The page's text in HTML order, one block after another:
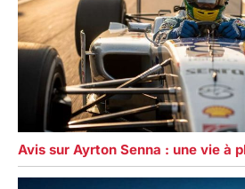
Avis sur Ayrton Senna : une vie à